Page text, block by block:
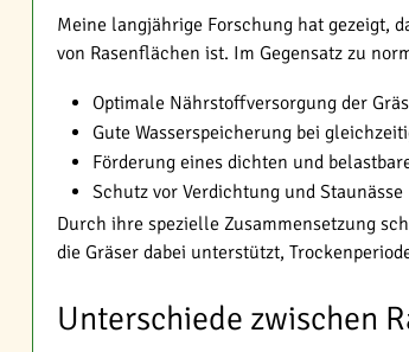
Meine langjährige Forschung hat gezeigt,
von Rasenflächen ist. Im Gegensatz zu
Optimale Nährstoffversorgung der
Gute Wasserspeicherung bei
Förderung eines dichten und
Schutz vor Verdichtung und Staunässe
Durch ihre spezielle Zusammensetzung
die Gräser dabei unterstützt,
Unterschiede zwischen